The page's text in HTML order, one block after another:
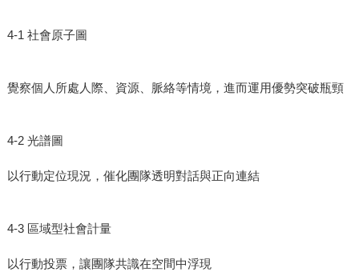
4-1 社會原子圖
覺察個人所處人際、資源、脈絡等情境，進而運用優勢突破瓶頸
4-2 光譜圖
以行動定位現況，催化團隊透明對話與正向連結
4-3 區域型社會計量
以行動投票，讓團隊共識在空間中浮現